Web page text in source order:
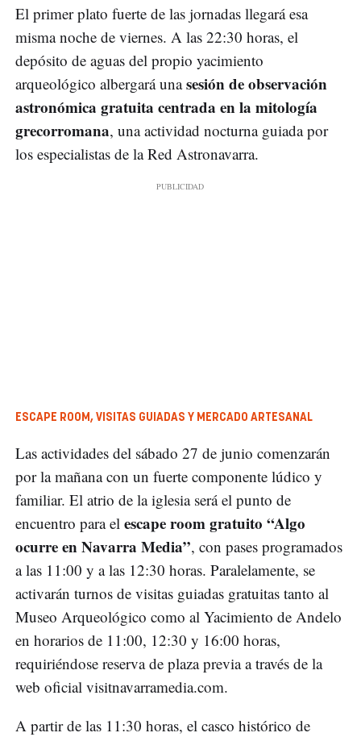
El primer plato fuerte de las jornadas llegará esa
misma noche de viernes. A las 22:30 horas, el
depósito de aguas del propio yacimiento
arqueológico albergará unasesión de observación
astronómica gratuita centrada en la mitología
grecorromana, una actividad nocturna guiada por
los especialistas de la Red Astronavarra.
ESCAPE ROOM, VISITAS GUIADAS Y MERCADO ARTESANAL
Las actividades del sábado 27 de junio comenzarán
por la mañana con un fuerte componente lúdico y
familiar. El atrio de la iglesia será el punto de
encuentro para el escape room gratuito “Algo
ocurre en Navarra Media”, con pases programados
a las 11:00 y a las 12:30 horas. Paralelamente, se
activarán turnos de visitas guiadas gratuitas tanto al
Museo Arqueológico como al Yacimiento de Andelo
en horarios de 11:00, 12:30 y 16:00 horas,
requiriéndose reserva de plaza previa a través de la
web oficial visitnavarramedia.com.
A partir de las 11:30 horas, el casco histórico de